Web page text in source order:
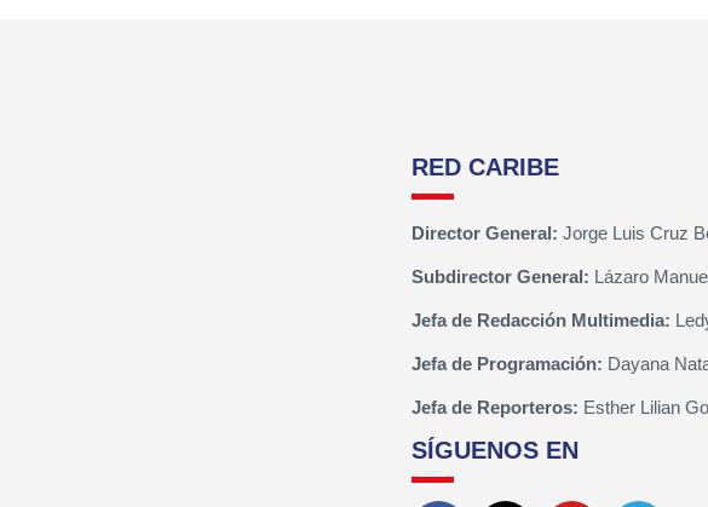
RED CARIBE
Director General: Jorge Luis Cruz
Subdirector General: Lázaro
Jefa de Redacción Multimedia:
Jefa de Programación: Dayana
Jefa de Reporteros: Esther Lilian
SÍGUENOS EN